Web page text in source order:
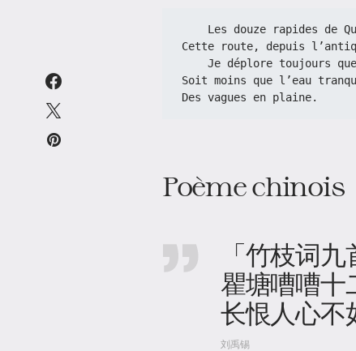
Les douze rapides
Cette route, depuis
Je déplore toujours
Soit moins que l’eau
Des vagues en plaine.
Poème chinois
「竹枝词九
瞿塘嘈嘈十
长恨人心不
刘禹锡